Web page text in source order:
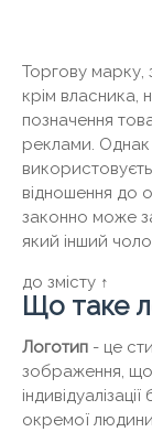
Торгову марку,
крім власника,
позначення
реклами.
відношення до
законно може
який інший
до змісту ↑
Що таке
Логотип - це
зображення,
окремої